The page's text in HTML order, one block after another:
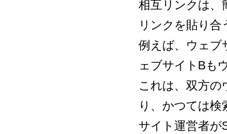
相互リンクは、
リンクを貼り合
例えば、ウェブ
ェブサイトBも
これは、双方の
り、かつては
サイト運営者が